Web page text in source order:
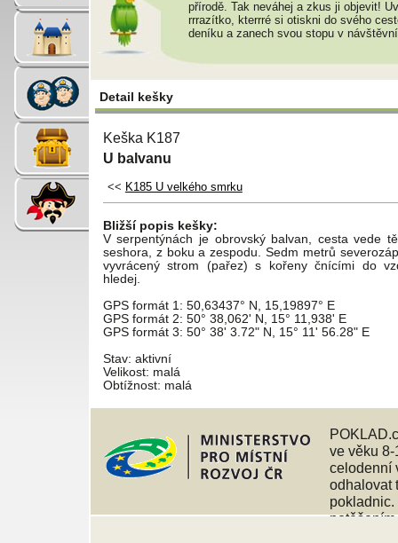
přírodě. Tak neváhej a zkus ji objevit!
rrrazítko, kterrré si otiskni do svého
deníku a zanech svou stopu v
Detail kešky
Keška K187
U balvanu
<< K185 U velkého smrku
Bližší popis kešky:
V serpentýnách je obrovský balvan, cesta vede
seshora, z boku a zespodu. Sedm metrů
vyvrácený strom (pařez) s kořeny čnícími do
hledej.
GPS formát 1: 50,63437° N, 15,19897° E
GPS formát 2: 50° 38,062' N, 15° 11,938' E
GPS formát 3: 50° 38' 3.72" N, 15° 11' 56.28" E
Stav: aktivní
Velikost: malá
Obtížnost: malá
ve věku
celodenní
odhalovat
pokladnic.